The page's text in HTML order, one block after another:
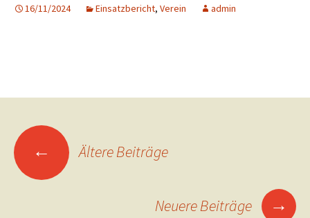
16/11/2024 Einsatzbericht, Verein admin
Beitragsnavigation
← Ältere Beiträge
Neuere Beiträge →